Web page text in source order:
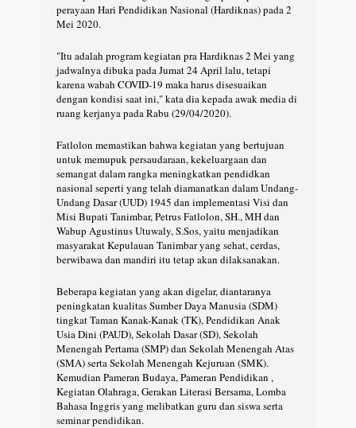
perayaan Hari Pendidikan Nasional (Hardiknas) pada 2
Mei 2020.
"Itu adalah program kegiatan pra Hardiknas 2 Mei yang
jadwalnya dibuka pada Jumat 24 April lalu, tetapi
karena wabah COVID-19 maka harus disesuaikan
dengan kondisi saat ini," kata dia kepada awak media di
ruang kerjanya pada Rabu (29/04/2020).
Fatlolon memastikan bahwa kegiatan yang bertujuan
untuk memupuk persaudaraan, kekeluargaan dan
semangat dalam rangka meningkatkan pendidkan
nasional seperti yang telah diamanatkan dalam Undang-
Undang Dasar (UUD) 1945 dan implementasi Visi dan
Misi Bupati Tanimbar, Petrus Fatlolon, SH., MH dan
Wabup Agustinus Utuwaly, S.Sos, yaitu menjadikan
masyarakat Kepulauan Tanimbar yang sehat, cerdas,
berwibawa dan mandiri itu tetap akan dilaksanakan.
Beberapa kegiatan yang akan digelar, diantaranya
peningkatan kualitas Sumber Daya Manusia (SDM)
tingkat Taman Kanak-Kanak (TK), Pendidikan Anak
Usia Dini (PAUD), Sekolah Dasar (SD), Sekolah
Menengah Pertama (SMP) dan Sekolah Menengah Atas
(SMA) serta Sekolah Menengah Kejuruan (SMK).
Kemudian Pameran Budaya, Pameran Pendidikan ,
Kegiatan Olahraga, Gerakan Literasi Bersama, Lomba
Bahasa Inggris yang melibatkan guru dan siswa serta
seminar pendidikan.